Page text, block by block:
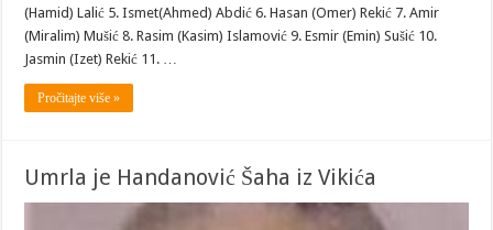
(Hamid) Lalić 5. Ismet(Ahmed) Abdić 6. Hasan (Omer) Rekić 7. Amir
(Miralim) Mušić 8. Rasim (Kasim) Islamović 9. Esmir (Emin) Sušić 10.
Jasmin (Izet) Rekić 11. …
Pročitajte više »
Umrla je Handanović Šaha iz Vikića